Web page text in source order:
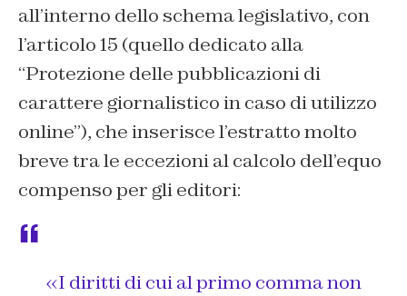
all’interno dello schema legislativo, con
l’articolo 15 (quello dedicato alla
“Protezione delle pubblicazioni di
carattere giornalistico in caso di utilizzo
online”), che inserisce l’estratto molto
breve tra le eccezioni al calcolo dell’equo
compenso per gli editori:
«I diritti di cui al primo comma non